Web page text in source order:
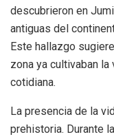
descubrieron en
antiguas del
Este hallazgo
zona ya cultivaban
cotidiana.
La presencia de la
prehistoria. Durante